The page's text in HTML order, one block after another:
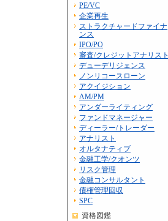
PE/VC
企業再生
ストラクチャードファイナ
ンス
IPO/PO
審査/クレジットアナリスト
デューデリジェンス
ノンリコースローン
アクイジション
AM/PM
アンダーライティング
ファンドマネージャー
ディーラー/トレーダー
アナリスト
オルタナティブ
金融工学/クオンツ
リスク管理
金融コンサルタント
債権管理回収
SPC
資格図鑑